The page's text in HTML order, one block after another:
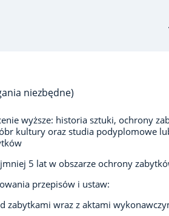
niezbędne)
wyższe: historia sztuki, ochrony
kultury oraz studia podyplomowe
5 lat w obszarze ochrony
przepisów i ustaw:
zabytkami wraz z aktami